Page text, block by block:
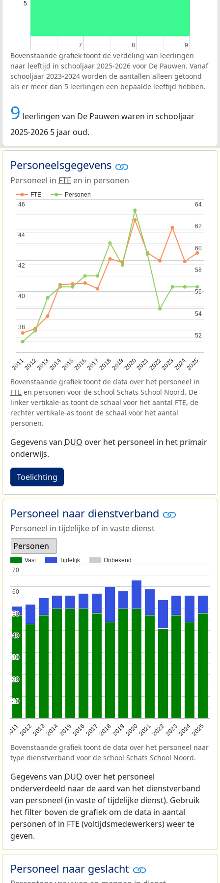
7
7 8
8 9
9
5
Bovenstaande grafiek toont de verdeling van leerlingen
naar leeftijd in schooljaar 2025-2026 voor De Pauwen. Vanaf
schooljaar 2023-2024 worden de aantallen alleen getoond
als er meer dan 5 leerlingen een bepaalde leeftijd hebben.
9 leerlingen van De Pauwen waren in schooljaar
2025-2026 5 jaar oud.
Personeelsgegevens
Personeel in FTE en in personen
FTE Personen
201120122013201420152016201720182019202020212022202320242025
38
38
40
40
42
42
44
44
46
46
52
52
54
54
56
56
58
58
60
60
62
62
64
64
Bovenstaande grafiek toont de data over het personeel in
FTE en personen voor de school Schats School Noord. De
linker vertikale-as toont de schaal voor het aantal FTE, de
rechter vertikale-as toont de schaal voor het aantal
personen.
Gegevens van DUO over het personeel in het primair
onderwijs.
Toelichting
Personeel naar dienstverband
Personeel in tijdelijke of in vaste dienst
Personen
Vast Tijdelijk Onbekend
201120122013201420152016201720182019202020212022202320242025
10
10
20
20
30
30
40
40
50
50
60
60
70
70
Bovenstaande grafiek toont de data over het personeel naar
type dienstverband voor de school Schats School Noord.
Gegevens van DUO over het personeel
onderverdeeld naar de aard van het dienstverband
van personeel (in vaste of tijdelijke dienst). Gebruik
het filter boven de grafiek om de data in aantal
personen of in FTE (voltijdsmedewerkers) weer te
geven.
Personeel naar geslacht